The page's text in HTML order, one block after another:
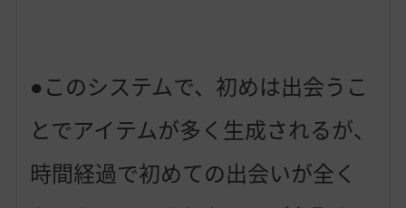
●このシステムで、初めは出会うこ
とでアイテムが多く生成されるが、
時間経過で初めての出会いが全く